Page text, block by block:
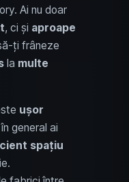
Ai nu doar
, ci și aproape
ți frâneze
la multe
ușor
în general ai
spațiu